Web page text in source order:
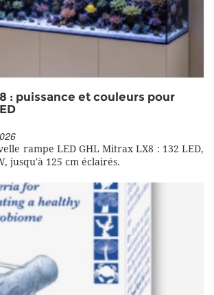
: puissance et couleurs pour
rampe LED GHL Mitrax LX8 : 132 LED,
jusqu'à 125 cm éclairés.